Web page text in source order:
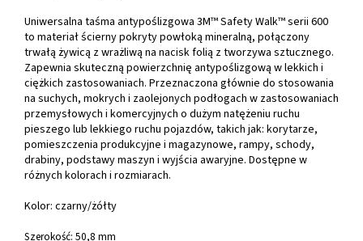
Uniwersalna taśma antypoślizgowa 3M™ Safety Walk™ serii 600
to materiał ścierny pokryty powłoką mineralną, połączony
trwałą żywicą z wrażliwą na nacisk folią z tworzywa sztucznego.
Zapewnia skuteczną powierzchnię antypoślizgową w lekkich i
ciężkich zastosowaniach. Przeznaczona głównie do stosowania
na suchych, mokrych i zaolejonych podłogach w zastosowaniach
przemysłowych i komercyjnych o dużym natężeniu ruchu
pieszego lub lekkiego ruchu pojazdów, takich jak: korytarze,
pomieszczenia produkcyjne i magazynowe, rampy, schody,
drabiny, podstawy maszyn i wyjścia awaryjne. Dostępne w
różnych kolorach i rozmiarach.
Kolor: czarny/żółty
Szerokość: 50,8 mm